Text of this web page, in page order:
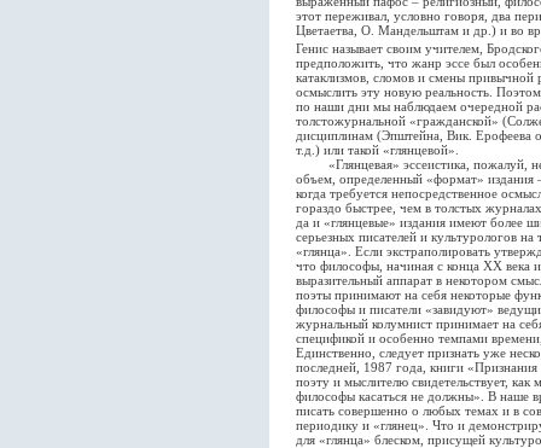
этот переживал, условно говоря, два
Цветаетва, О. Мандельштам и др.) и во
Генис называет своим учителем,
предположить, что жанр эссе был
катаклизмов, сломов и смены
осмыслить эту новую реальность.
по наши дни мы наблюдаем очередной
толстожурнальной «гражданской»
дисциплинам (Эпштейна, Вик. Ерофеева
т.д.) или такой «глянцевой».
«Глянцевая» эссеистика, пожалуй,
объем, определенный «формат» издания
когда требуется непосредственное
гораздо быстрее, чем в толстых
да и «глянцевые» издания имеют более
серьезных писателей и культурологов
«глянца». Если экстраполировать
что философы, начиная с конца XX века
выразительный аппарат в некотором
поэты принимают на себя некоторые
философы и писатели «завидуют»
журнальный колумнист принимает на
спецификой и особенно темпами
Единственно, следует признать уже
последней, 1987 года, книги
поэту и мыслителю свидетельствует, как
философы касаться не должны». В наше
писать совершенно о любых темах и в
периодику и «глянец». Что и
для «глянца» блеском, присущей